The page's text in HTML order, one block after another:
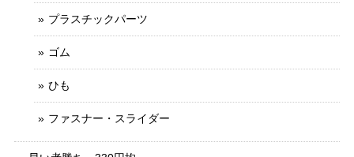
プラスチックパーツ
ゴム
ひも
ファスナー・スライダー